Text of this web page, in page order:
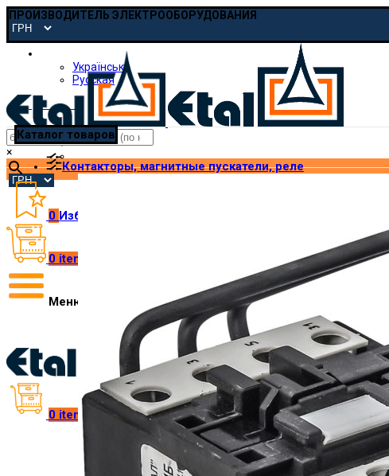
ПРОИЗВОДИТЕЛЬ ЭЛЕКТРООБОРУДОВАНИЯ
Українська
Русская
pmp@etal.ua
×
0 Избранное
0 items
Меню
0 items ₴0.00
Каталог товаров
Контакторы, магнитные пускатели, реле